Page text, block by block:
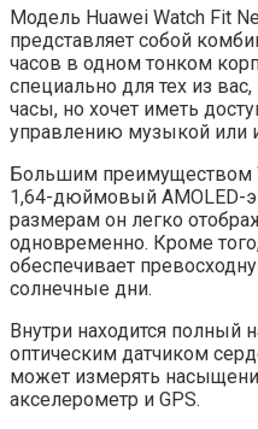
Модель Huawei Watch Fit
представляет собой
часов в одном тонком
специально для тех из
часы, но хочет иметь
управлению музыкой или
Большим преимуществом
1,64-дюймовый AMOLED-
размерам он легко
одновременно. Кроме
обеспечивает
солнечные дни.
Внутри находится полный
оптическим датчиком
может измерять
акселерометр и GPS.